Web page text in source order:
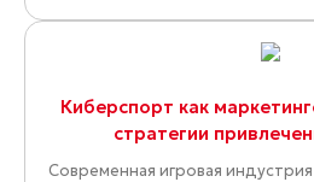
Киберспорт как
стратегии
Современная игровая